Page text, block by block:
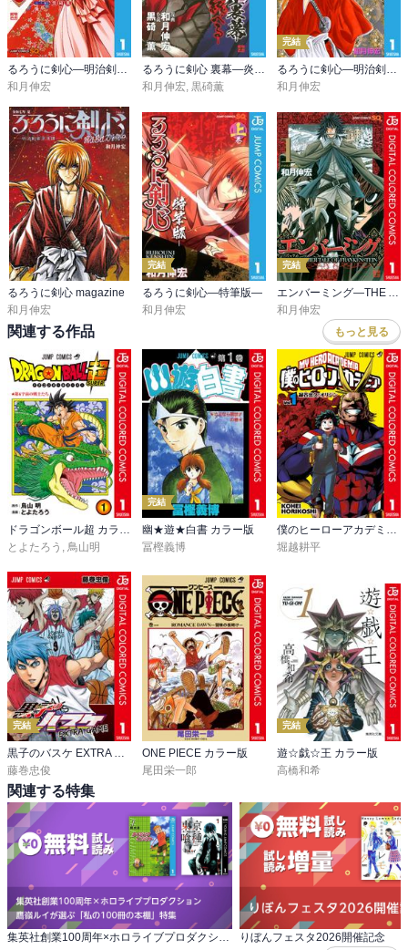
るろうに剣心―明治剣客浪漫譚・北海道編―
和月伸宏
るろうに剣心 裏幕―炎を統べる―
和月伸宏, 黒碕薫
完結
るろうに剣心―明治剣客浪漫譚― モノクロ版
和月伸宏
るろうに剣心 magazine
和月伸宏
完結
るろうに剣心―特筆版―
和月伸宏
完結
和月伸宏
関連する作品 もっと見る
ドラゴンボール超 カラー版
とよたろう , 鳥山明
完結
幽★遊★白書 カラー版
冨樫義博
僕のヒーローアカデミア カラー版
堀越耕平
完結
藤巻忠俊
ONE PIECE カラー版
尾田栄一郎
完結
遊☆戯☆王 カラー版
高橋和希
関連する特集
りぼんフェスタ2026開催記念